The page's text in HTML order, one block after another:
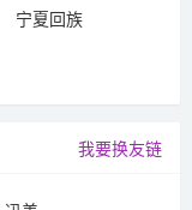
宁夏回族
我要换友链